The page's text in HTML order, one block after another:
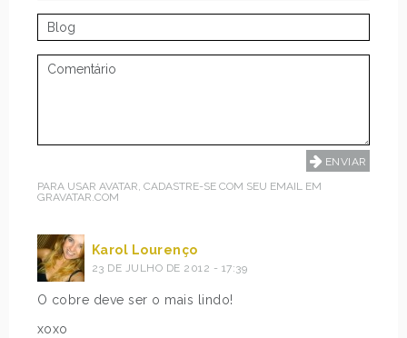
PARA USAR AVATAR, CADASTRE-SE COM SEU EMAIL EM
GRAVATAR.COM
Karol Lourenço
23 DE JULHO DE 2012 - 17:39
O cobre deve ser o mais lindo!
xoxo